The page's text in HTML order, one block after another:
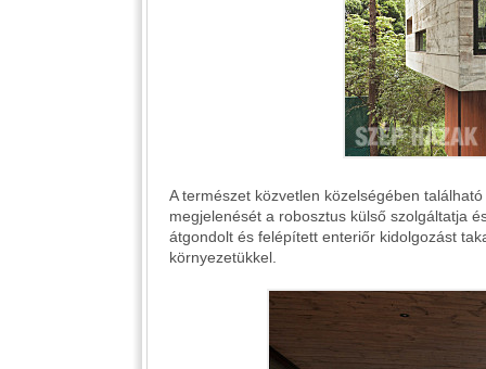
A természet közvetlen közelségében
megjelenését a robosztus külső szolgáltatja
átgondolt és felépített enteriőr kidolgozást
környezetükkel.